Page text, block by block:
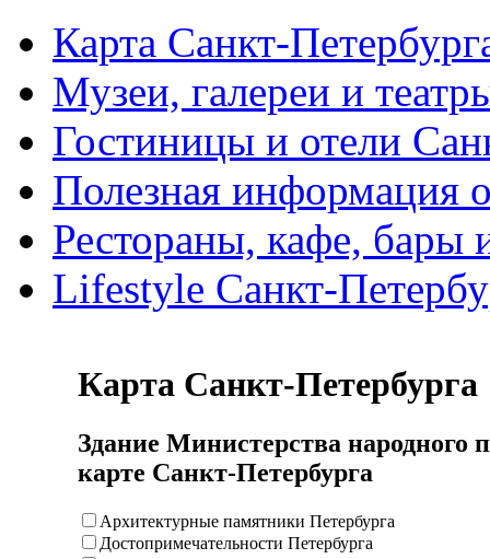
Карта Санкт-
Музеи, галереи и
Гостиницы и отели
Полезная информация
Рестораны, кафе, бары
Lifestyle Санкт-
Карта Санкт-Петербурга
Здание Министерства народного
карте Санкт-Петербурга
Архитектурные памятники Петербурга
Достопримечательности Петербурга